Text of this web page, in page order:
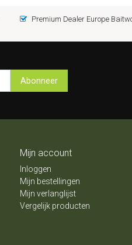
Premium Dealer Europe
Abonneer
Mijn account
Inloggen
Mijn bestellingen
Mijn verlanglijst
Vergelijk producten